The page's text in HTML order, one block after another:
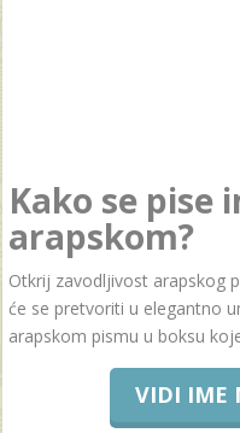
Kako se pise
arapskom?
Otkrij zavodljivost arapskog
će se pretvoriti u elegantno
arapskom pismu u boksu
VIDI IME